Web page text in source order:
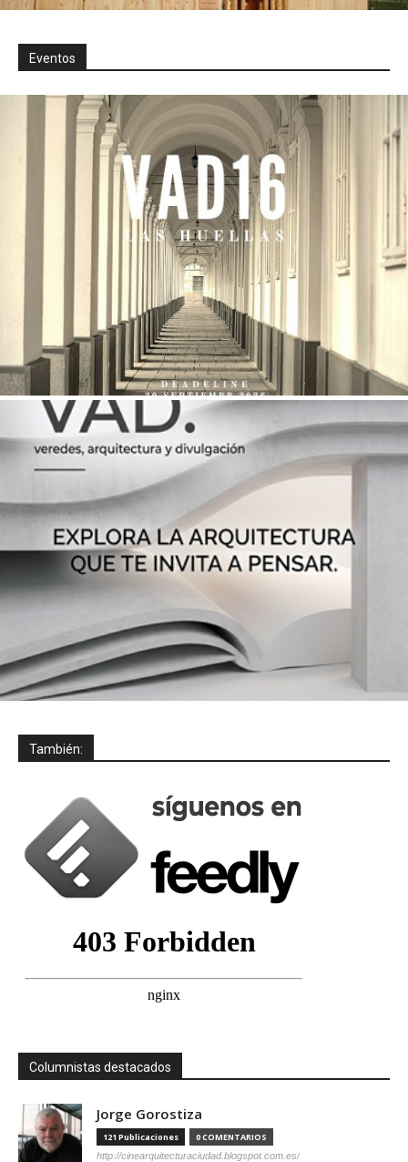
Eventos
También:
Columnistas destacados
Jorge Gorostiza
121 Publicaciones 0 COMENTARIOS
http://cinearquitecturaciudad.blogspot.com.es/